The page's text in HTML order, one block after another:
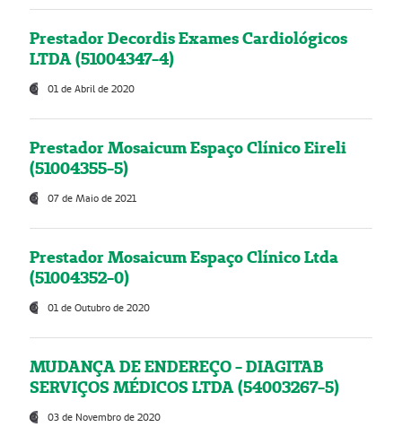
Prestador Decordis Exames Cardiológicos
LTDA (51004347-4)
01 de Abril de 2020
Prestador Mosaicum Espaço Clínico Eireli
(51004355-5)
07 de Maio de 2021
Prestador Mosaicum Espaço Clínico Ltda
(51004352-0)
01 de Outubro de 2020
MUDANÇA DE ENDEREÇO - DIAGITAB
SERVIÇOS MÉDICOS LTDA (54003267-5)
03 de Novembro de 2020